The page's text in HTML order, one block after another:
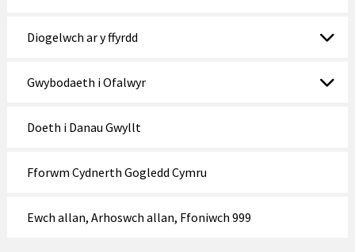
Diogelwch ar y ffyrdd
Gwybodaeth i Ofalwyr
Doeth i Danau Gwyllt
Fforwm Cydnerth Gogledd Cymru
Ewch allan, Arhoswch allan, Ffoniwch 999